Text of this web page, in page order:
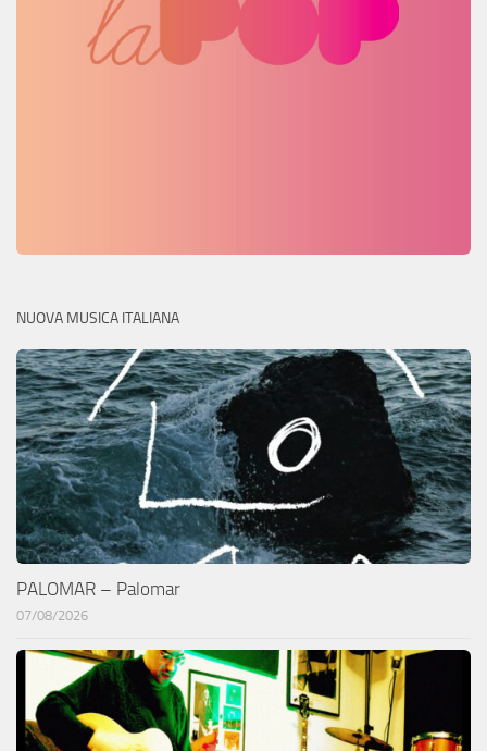
NUOVA MUSICA ITALIANA
PALOMAR – Palomar
07/08/2026